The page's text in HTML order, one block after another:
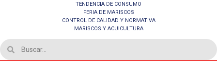
TENDENCIA DE CONSUMO
FERIA DE MARISCOS
CONTROL DE CALIDAD Y NORMATIVA
MARISCOS Y ACUICULTURA